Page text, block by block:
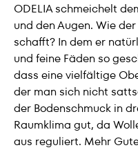
ODELIA schmeichelt
und den Augen. Wie
schafft? In dem er
und feine Fäden so
dass eine vielfältige
der man sich nicht
der Bodenschmuck in
Raumklima gut, da
aus reguliert. Mehr